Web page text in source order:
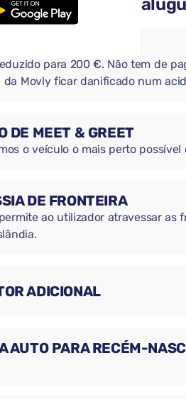
úteis ao seu
para 200 €. Não tem de
da Movly ficar danificado num
DE MEET & GREET
o veículo o mais perto
DE FRONTEIRA
ao utilizador atravessar as
ADICIONAL
AUTO PARA RECÉM-